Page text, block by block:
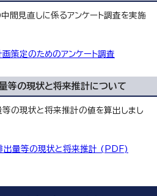
間見直しに係るアンケート調査を実施
策定のためのアンケート調査
等の現状と将来推計について
の現状と将来推計の値を算出しまし
出量等の現状と将来推計 (PDF)